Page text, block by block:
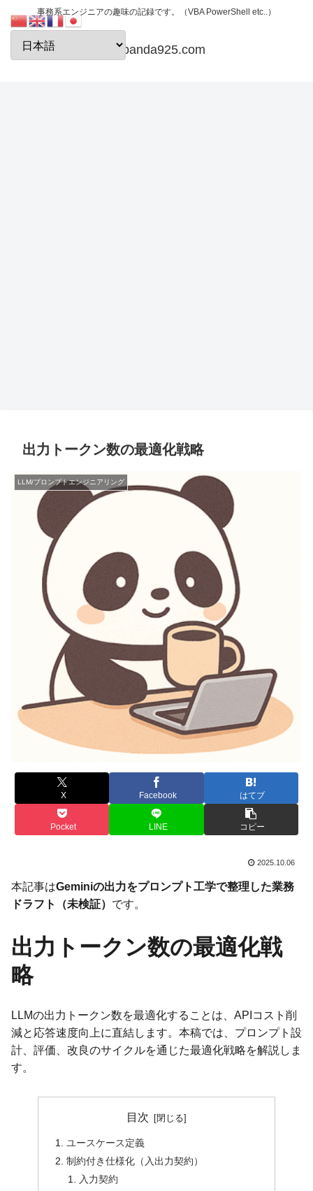
事務系エンジニアの趣味の記録です。（VBA PowerShell etc..）
papanda925.com
出力トークン数の最適化戦略
LLM/プロンプトエンジニアリング
X Facebook はてブ
Pocket LINE コピー
2025.10.06
本記事はGeminiの出力をプロンプト工学で整理した業務
ドラフト（未検証） です。
出力トークン数の最適化戦
略
LLMの出力トークン数を最適化することは、APIコスト削
減と応答速度向上に直結します。本稿では、プロンプト設
計、評価、改良のサイクルを通じた最適化戦略を解説しま
す。
目次
ユースケース定義
制約付き仕様化（入出力契約）
入力契約